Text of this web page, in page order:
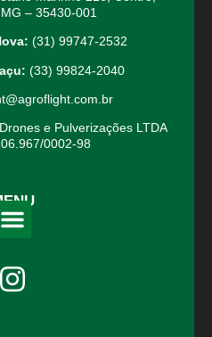
– 35430-001
(31) 99747-2532
(33) 99824-2040
e Pulverizações LTDA
0002-98